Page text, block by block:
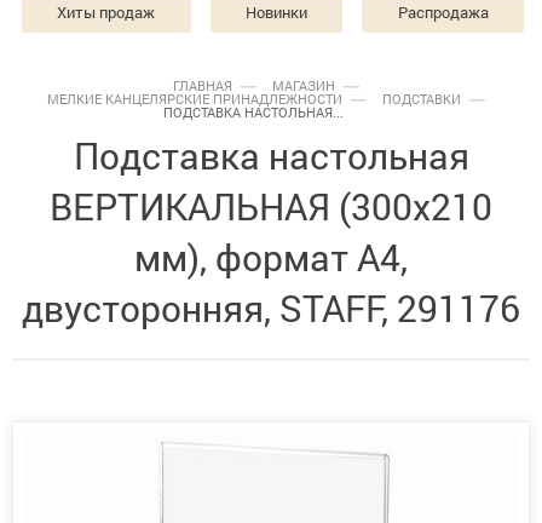
Хиты продаж Новинки Распродажа
ГЛАВНАЯ МАГАЗИН
МЕЛКИЕ КАНЦЕЛЯРСКИЕ ПРИНАДЛЕЖНОСТИ ПОДСТАВКИ
ПОДСТАВКА НАСТОЛЬНАЯ...
Подставка настольная
ВЕРТИКАЛЬНАЯ (300х210
мм), формат А4,
двусторонняя, STAFF, 291176